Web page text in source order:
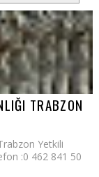
TRABZON
Yetkili
:0 462 841 50